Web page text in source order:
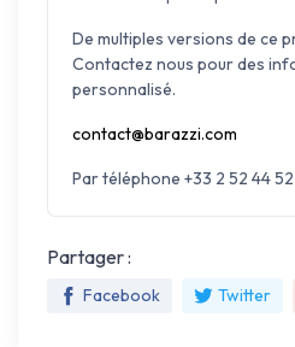
De multiples versions de ce
Contactez nous pour des
personnalisé.
contact@barazzi.com
Par téléphone +33 2 52 44
Partager :
Facebook Twitter